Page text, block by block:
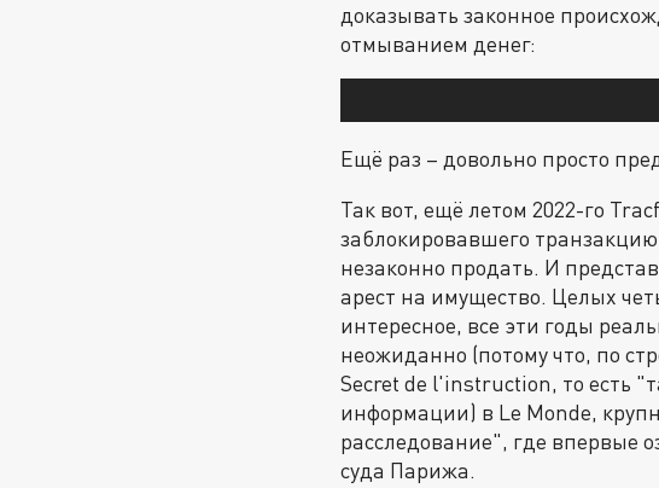
доказывать законное
отмыванием денег:
Ещё раз – довольно просто
Так вот, ещё летом 2022-го
заблокировавшего
незаконно продать. И
арест на имущество. Целых
интересное, все эти годы
неожиданно (потому что, по
Secret de l'instruction, то есть
информации) в Le Monde,
расследование", где впервые
суда Парижа.